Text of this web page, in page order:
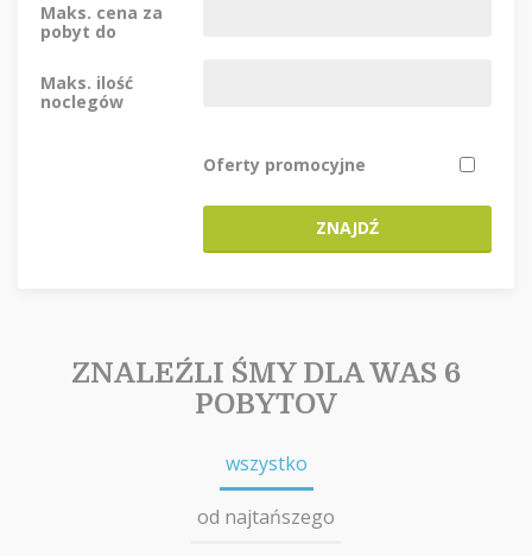
Maks. cena za
pobyt do
Maks. ilość
noclegów
Oferty promocyjne
ZNAJDŹ
ZNALEŹLI ŚMY DLA WAS 6
POBYTOV
wszystko
od najtańszego